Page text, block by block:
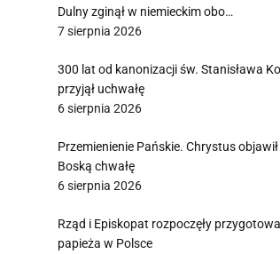
Dulny zginął w niemieckim obo…
7 sierpnia 2026
300 lat od kanonizacji św. Stanisława
przyjął uchwałę
6 sierpnia 2026
Przemienienie Pańskie. Chrystus
Boską chwałę
6 sierpnia 2026
Rząd i Episkopat rozpoczęły
papieża w Polsce